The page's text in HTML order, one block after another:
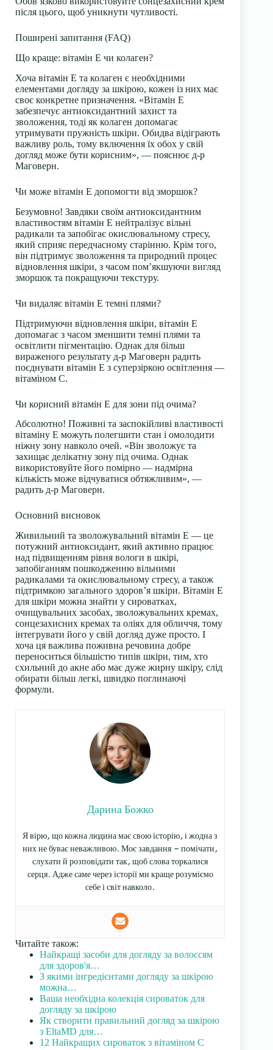
після цього, щоб уникнути чутливості.
Поширені запитання (FAQ)
Що краще: вітамін Е чи колаген?
Хоча вітамін Е та колаген є необхідними
елементами догляду за шкірою, кожен із них має
своє конкретне призначення. «Вітамін Е
забезпечує антиоксидантний захист та
зволоження, тоді як колаген допомагає
утримувати пружність шкіри. Обидва відіграють
важливу роль, тому включення їх обох у свій
догляд може бути корисним», — пояснює д-р
Маговерн.
Чи може вітамін Е допомогти від зморшок?
Безумовно! Завдяки своїм антиоксидантним
властивостям вітамін Е нейтралізує вільні
радикали та запобігає окислювальному стресу,
який сприяє передчасному старінню. Крім того,
він підтримує зволоження та природний процес
відновлення шкіри, з часом пом’якшуючи вигляд
зморшок та покращуючи текстуру.
Чи видаляє вітамін Е темні плями?
Підтримуючи відновлення шкіри, вітамін Е
допомагає з часом зменшити темні плями та
освітлити пігментацію. Однак для більш
вираженого результату д-р Маговерн радить
поєднувати вітамін Е з суперзіркою освітлення —
вітаміном С.
Чи корисний вітамін Е для зони під очима?
Абсолютно! Поживні та заспокійливі властивості
вітаміну Е можуть полегшити стан і омолодити
ніжну зону навколо очей. «Він зволожує та
захищає делікатну зону під очима. Однак
використовуйте його помірно — надмірна
кількість може відчуватися обтяжливим», —
радить д-р Маговерн.
Основний висновок
Живильний та зволожувальний вітамін Е — це
потужний антиоксидант, який активно працює
над підвищенням рівня вологи в шкірі,
запобіганням пошкодженню вільними
радикалами та окислювальному стресу, а також
підтримкою загального здоров’я шкіри. Вітамін Е
для шкіри можна знайти у сироватках,
очищувальних засобах, зволожувальних кремах,
сонцезахисних кремах та оліях для обличчя, тому
інтегрувати його у свій догляд дуже просто. І
хоча ця важлива поживна речовина добре
переноситься більшістю типів шкіри, тим, хто
схильний до акне або має дуже жирну шкіру, слід
обирати більш легкі, швидко поглинаючі
формули.
Дарина Божко
Я вірю, що кожна людина має свою історію, і жодна з
них не буває неважливою. Моє завдання — помічати,
слухати й розповідати так, щоб слова торкалися
серця. Адже саме через історії ми краще розуміємо
себе і світ навколо.
Читайте також:
Найкращі засоби для догляду за волоссям
для здоров'я…
З якими інгредієнтами догляду за шкірою
можна…
Ваша необхідна колекція сироваток для
догляду за шкірою
Як створити правильний догляд за шкірою
з EltaMD для…
12 Найкращих сироваток з вітаміном С